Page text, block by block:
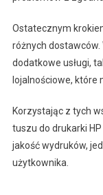
Ostatecznym
różnych
dodatkowe usługi,
lojalnościowe, które
Korzystając z tych
tuszu do drukarki
jakość wydruków,
użytkownika.